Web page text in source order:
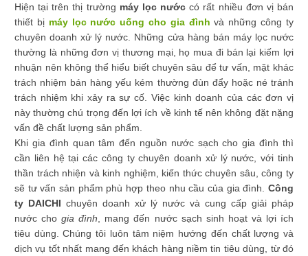
Hiện tại trên thị trường máy lọc nước có rất nhiều đơn vị bán
thiết bị máy lọc nước uống cho gia đình và những công ty
chuyên doanh xử lý nước. Những cửa hàng bán máy lọc nước
thường là những đơn vị thương mại, họ mua đi bán lại kiếm lợi
nhuận nên không thể hiểu biết chuyên sâu để tư vấn, mặt khác
trách nhiệm bán hàng yếu kém thường đùn đẩy hoặc né tránh
trách nhiệm khi xảy ra sự cố. Việc kinh doanh của các đơn vị
này thường chú trọng đến lợi ích về kinh tế nên không đặt nặng
vấn đề chất lượng sản phẩm.
Khi gia đình quan tâm đến nguồn nước sạch cho gia đình thì
cần liên hệ tại các công ty chuyên doanh xử lý nước, với tinh
thần trách nhiện và kinh nghiệm, kiến thức chuyên sâu, công ty
sẽ tư vấn sản phẩm phù hợp theo nhu cầu của gia đình. Công
ty DAICHI chuyên doanh xử lý nước và cung cấp giải pháp
nước chogia đình , mang đến nước sạch sinh hoạt và lợi ích
tiêu dùng. Chúng tôi luôn tâm niệm hướng đến chất lượng và
dịch vụ tốt nhất mang đến khách hàng niềm tin tiêu dùng, từ đó